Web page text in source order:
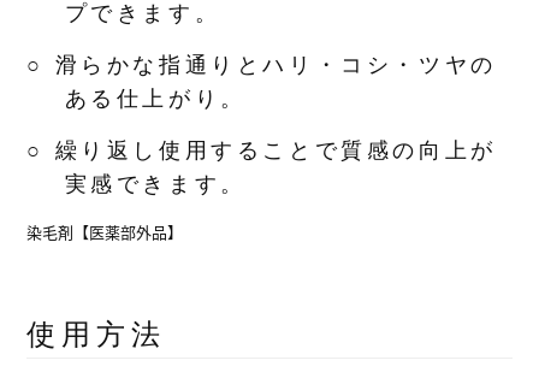
プできます。
○ 滑らかな指通りとハリ・コシ・ツヤの
ある仕上がり。
○ 繰り返し使用することで質感の向上が
実感できます。
染毛剤【医薬部外品】
使用方法